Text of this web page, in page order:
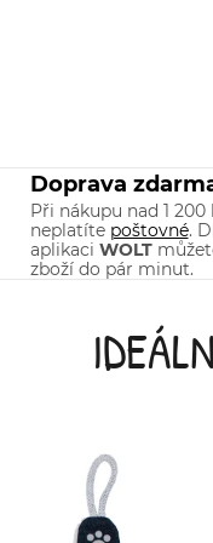
Doprava
Při nákupu nad 1 200
neplatíte poštovné.
aplikaci WOLT
zboží do pár minut.